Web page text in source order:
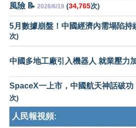
風險 📝 2026/6/19 (34,765次)
5月數據崩盤！中國經濟內需塌陷持
次)
中國多地工廠引入機器人 就業壓力
SpaceX一上市，中國航天神話破功
次)
人民報視頻: